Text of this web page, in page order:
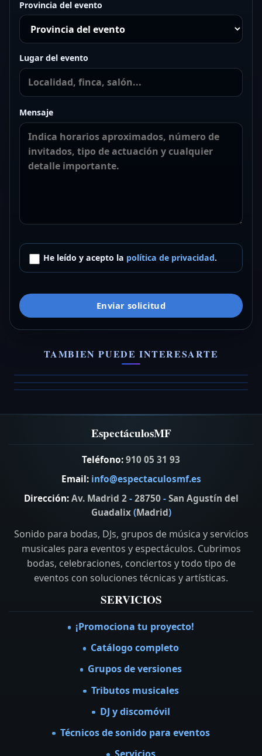
Provincia del evento
Lugar del evento
Mensaje
He leído y acepto la política de privacidad.
Enviar solicitud
TAMBIEN PUEDE INTERESARTE
Marmaol
Dúo acústico para bodas y eventos
Grupo de versiones bodas y eventos
VER FICHA →
EspectáculosMF
Teléfono:910 05 31 93
Email: info@espectaculosmf.es
Dirección:Av. Madrid 2-28750-San Agustín del
Guadalix(Madrid)
Sonido para bodas, DJs, grupos de música y servicios
musicales para eventos y espectáculos. Cubrimos
bodas, celebraciones, conciertos y todo tipo de
eventos con soluciones técnicas y artísticas.
SERVICIOS
¡Promociona tu proyecto!
Catálogo completo
Grupos de versiones
Tributos musicales
DJ y discomóvil
Técnicos de sonido para eventos